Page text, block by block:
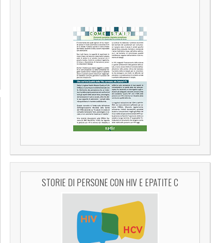
STORIE DI PERSONE CON HIV E EPATITE C